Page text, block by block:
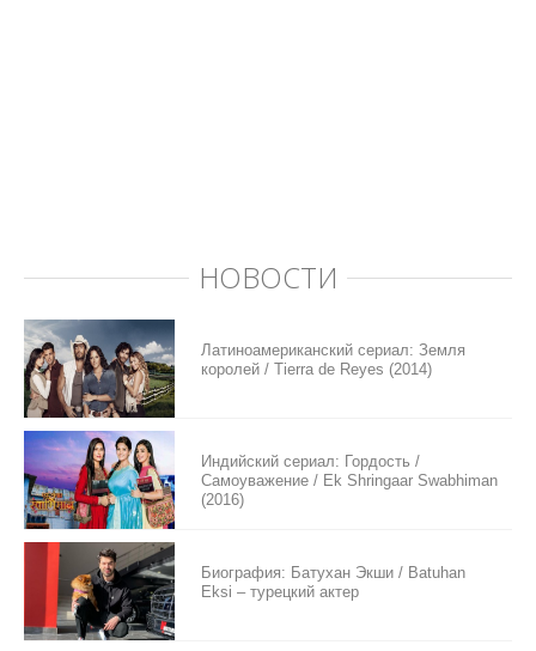
НОВОСТИ
Латиноамериканский сериал: Земля
королей / Tierra de Reyes (2014)
Индийский сериал: Гордость /
Самоуважение / Ek Shringaar Swabhiman
(2016)
Биография: Батухан Экши / Batuhan
Eksi – турецкий актер